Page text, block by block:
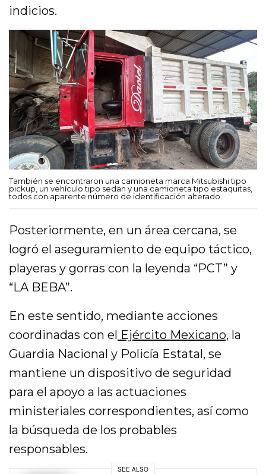
indicios.
También se encontraron una camioneta marca Mitsubishi tipo
pickup, un vehículo tipo sedan y una camioneta tipo estaquitas,
todos con aparente número de identificación alterado.
Posteriormente, en un área cercana, se
logró el aseguramiento de equipo táctico,
playeras y gorras con la leyenda “PCT” y
“LA BEBA”.
En este sentido, mediante acciones
coordinadas con el Ejército Mexicano, la
Guardia Nacional y Policía Estatal, se
mantiene un dispositivo de seguridad
para el apoyo a las actuaciones
ministeriales correspondientes, así como
la búsqueda de los probables
responsables.
SEE ALSO